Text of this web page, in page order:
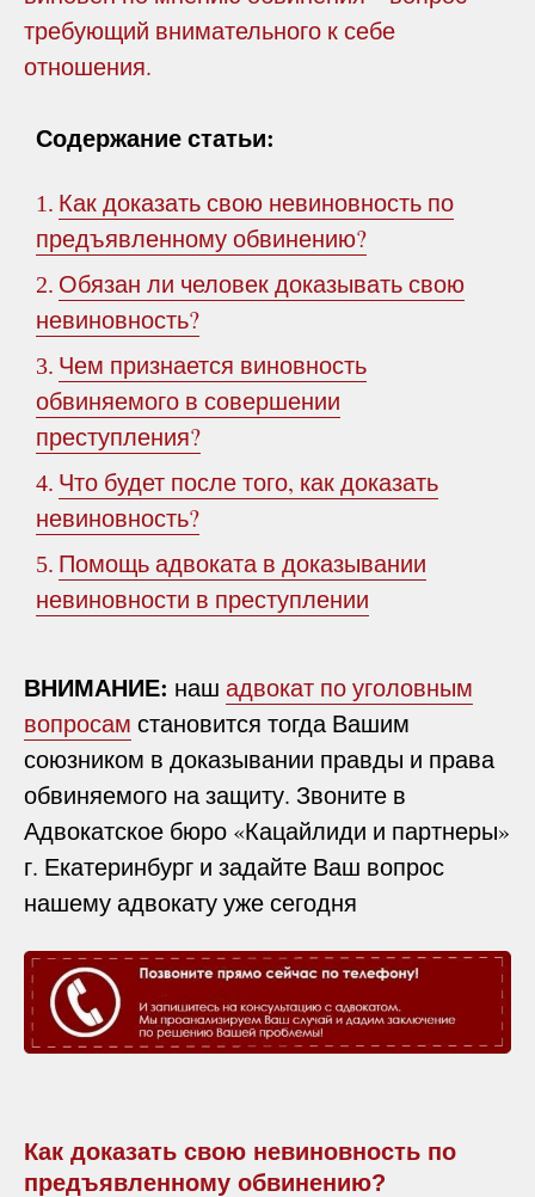
требующий внимательного к себе
отношения.
Содержание статьи:
1. Как доказать свою невиновность по
предъявленному обвинению?
2. Обязан ли человек доказывать свою
невиновность?
3. Чем признается виновность
обвиняемого в совершении
преступления?
4. Что будет после того, как доказать
невиновность?
5. Помощь адвоката в доказывании
невиновности в преступлении
ВНИМАНИЕ: наш адвокат по уголовным
вопросам становится тогда Вашим
союзником в доказывании правды и права
обвиняемого на защиту. Звоните в
Адвокатское бюро «Кацайлиди и партнеры»
г. Екатеринбург и задайте Ваш вопрос
нашему адвокату уже сегодня
Как доказать свою невиновность по
предъявленному обвинению?